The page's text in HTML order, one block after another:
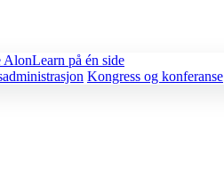
AlonLearn på én side
Kongress og konferanse